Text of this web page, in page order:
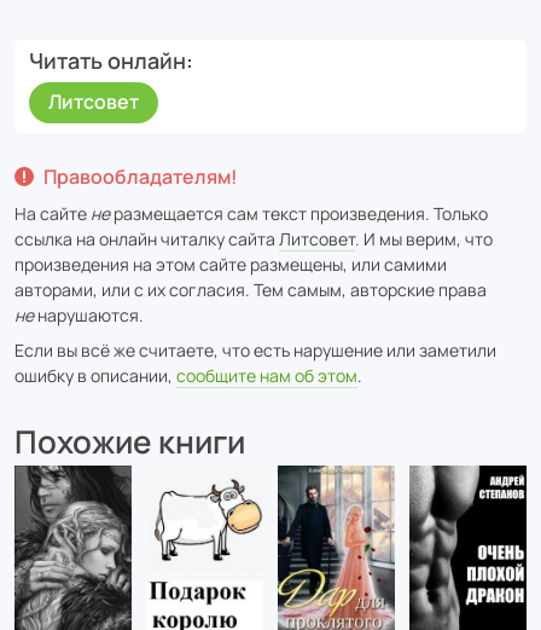
Читать онлайн
Литсовет
Правообладателям!
На сайте неразмещается сам текст произведения. Только
ссылка на онлайн читалку сайта Литсовет. И мы верим, что
произведения на этом сайте размещены, или самими
авторами, или с их согласия. Тем самым, авторские права
ненарушаются.
Если вы всё же считаете, что есть нарушение или заметили
ошибку в описании, сообщите нам об этом.
Похожие книги